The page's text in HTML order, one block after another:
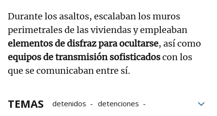
Durante los asaltos, escalaban los muros
perimetrales de las viviendas y empleaban
elementos de disfraz para ocultarse, así como
equipos de transmisión sofisticadoscon los
que se comunicaban entre sí.
TEMAS detenidos
detenciones